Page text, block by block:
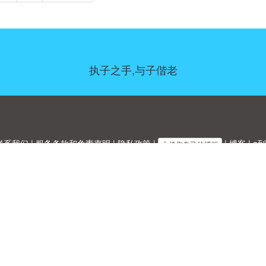
执子之手,与子偕老
系我们|服务条款和免责声明|隐私政策| 上传您自己的模板 |博客|a